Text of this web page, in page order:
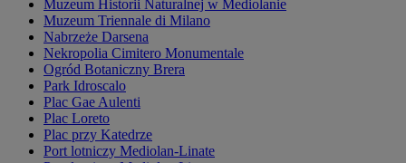
Muzeum Historii Naturalnej w Mediolanie
Muzeum Triennale di Milano
Nabrzeże Darsena
Nekropolia Cimitero Monumentale
Ogród Botaniczny Brera
Park Idroscalo
Plac Gae Aulenti
Plac Loreto
Plac przy Katedrze
Port lotniczy Mediolan-Linate